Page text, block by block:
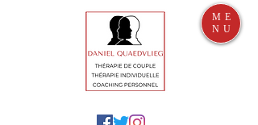
ME
NU